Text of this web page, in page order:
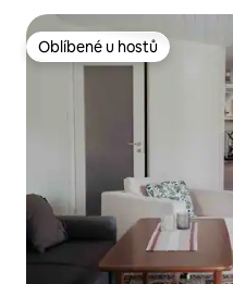
Oblíbené u hostů
Oblíbené u hostů